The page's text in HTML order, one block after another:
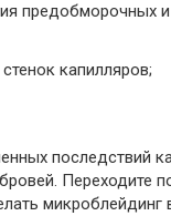
предобморочных
капилляров;
последствий
Переходите
микроблейдинг